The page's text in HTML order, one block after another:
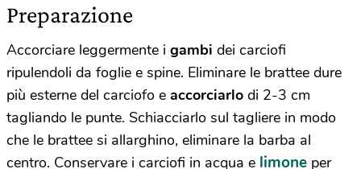
Preparazione
Accorciare leggermente i gambi dei carciofi
ripulendoli da foglie e spine. Eliminare le brattee dure
più esterne del carciofo e accorciarlo di 2-3 cm
tagliando le punte. Schiacciarlo sul tagliere in modo
che le brattee si allarghino, eliminare la barba al
centro. Conservare i carciofi in acqua e limone per